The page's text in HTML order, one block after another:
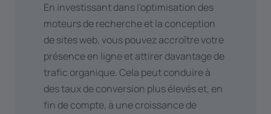
En investissant dans l'optimisation des
moteurs de recherche et la conception
de sites web, vous pouvez accroître votre
présence en ligne et attirer davantage de
trafic organique. Cela peut conduire à
des taux de conversion plus élevés et, en
fin de compte, à une croissance de